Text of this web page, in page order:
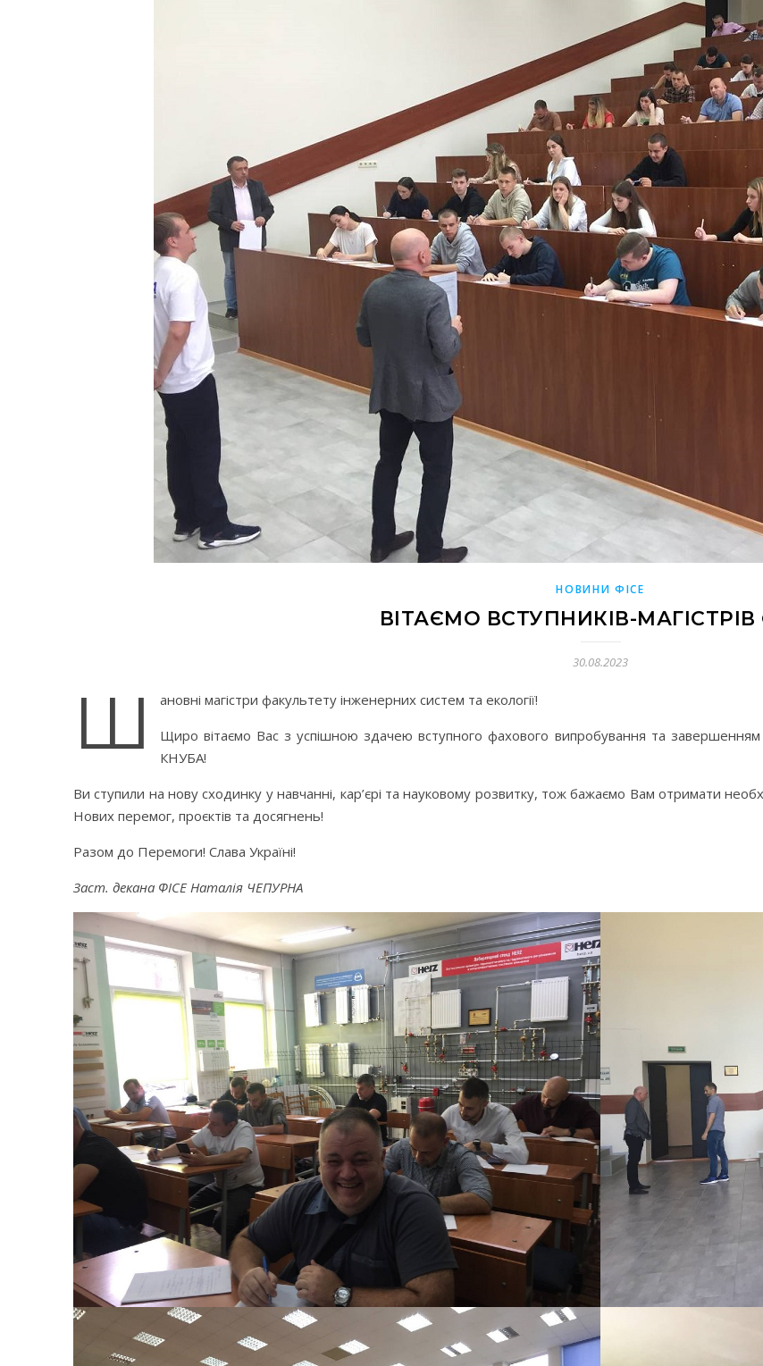
НОВИНИ ФІСЕ
ВІТАЄМО ВСТУПНИКІВ-МАГІСТРІВ
30.08.2023
Ш
ановні магістри факультету інженерних систем та екології!
Щиро вітаємо Вас з успішною здачею вступного фахового випробування та
КНУБА!
Ви ступили на нову сходинку у навчанні, кар’єрі та науковому розвитку, тож бажаємо Вам отримати
Нових перемог, проєктів та досягнень!
Разом до Перемоги! Слава Україні!
Заст. декана ФІСЕ Наталія ЧЕПУРНА